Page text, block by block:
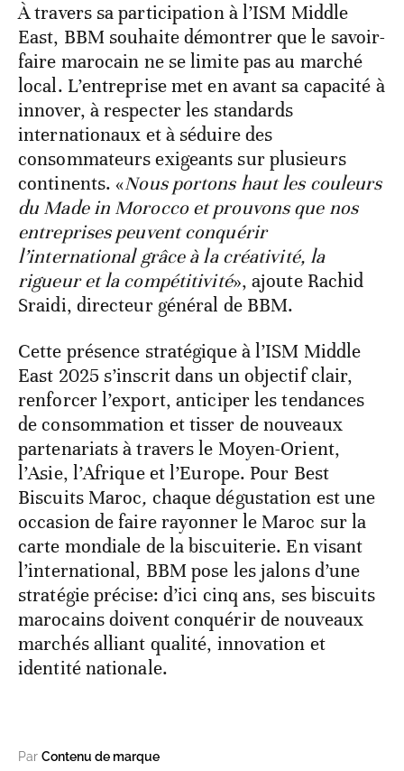
À travers sa participation à l’ISM Middle
East, BBM souhaite démontrer que le savoir-
faire marocain ne se limite pas au marché
local. L’entreprise met en avant sa capacité à
innover, à respecter les standards
internationaux et à séduire des
consommateurs exigeants sur plusieurs
continents. «Nous portons haut les couleurs
du Made in Morocco et prouvons que nos
entreprises peuvent conquérir
l’international grâce à la créativité, la
rigueur et la compétitivité», ajoute Rachid
Sraidi, directeur général de BBM.
Cette présence stratégique à l’ISM Middle
East 2025 s’inscrit dans un objectif clair,
renforcer l’export, anticiper les tendances
de consommation et tisser de nouveaux
partenariats à travers le Moyen-Orient,
l’Asie, l’Afrique et l’Europe. Pour Best
Biscuits Maroc, chaque dégustation est une
occasion de faire rayonner le Maroc sur la
carte mondiale de la biscuiterie. En visant
l’international, BBM pose les jalons d’une
stratégie précise: d’ici cinq ans, ses biscuits
marocains doivent conquérir de nouveaux
marchés alliant qualité, innovation et
identité nationale.
Par Contenu de marque